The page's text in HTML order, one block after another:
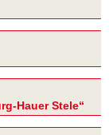
Hauer Stele“